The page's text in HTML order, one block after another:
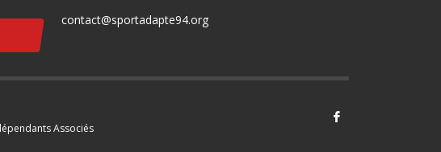
contact@sportadapte94.org
Associés